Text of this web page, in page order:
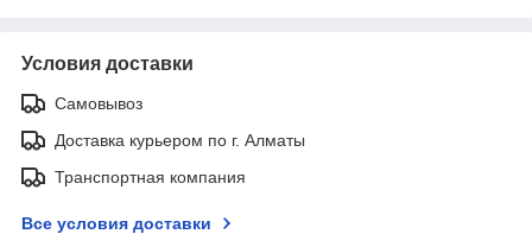
Условия доставки
Самовывоз
Доставка курьером по г. Алматы
Транспортная компания
Все условия доставки